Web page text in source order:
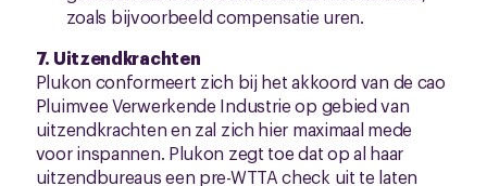
zoals bijvoorbeeld compensatie uren.
7. Uitzendkrachten
Plukon conformeert zich bij het akkoord van de cao
Pluimvee Verwerkende Industrie op gebied van
uitzendkrachten en zal zich hier maximaal mede
voor inspannen. Plukon zegt toe dat op al haar
uitzendbureaus een pre-WTTA check uit te laten